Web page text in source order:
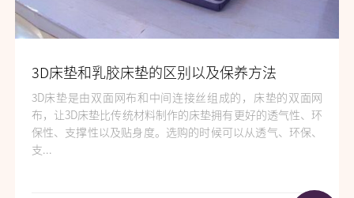
3D床垫和乳胶床垫的区别以及保养方法
3D床垫是由双面网布和中间连接丝组成的，床垫的双面网
布，让3D床垫比传统材料制作的床垫拥有更好的透气性、环
保性、支撑性以及贴身度。选购的时候可以从透气、环保、
支...